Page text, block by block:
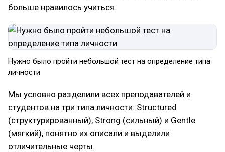
больше нравилось учиться.
Нужно было пройти небольшой тест на определение типа
личности
Мы условно разделили всех преподавателей и
студентов на три типа личности: Structured
(структурированный), Strong (сильный) и Gentle
(мягкий), понятно их описали и выделили
отличительные черты.